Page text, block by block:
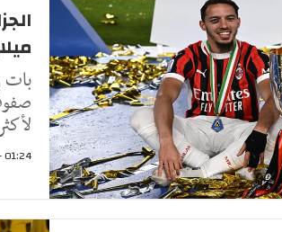
بات
01:24 - 2026/08/08